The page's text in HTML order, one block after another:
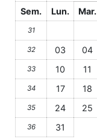
Sem.
Lun. Mar.
31
32 03 04
33 10 11
34 17 18
35 24 25
36 31